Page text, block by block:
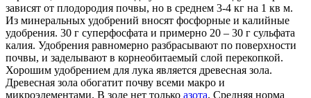
зависят от плодородия почвы, но в среднем 3-4 кг на 1 кв м.
Из минеральных удобрений вносят фосфорные и калийные
удобрения. 30 г суперфосфата и примерно 20 – 30 г сульфата
калия. Удобрения равномерно разбрасывают по поверхности
почвы, и заделывают в корнеобитаемый слой перекопкой.
Хорошим удобрением для лука является древесная зола.
Древесная зола обогатит почву всеми макро и
микроэлементами. В золе нет только азота. Средняя норма